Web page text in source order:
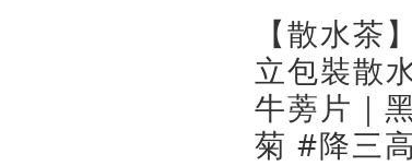
【散水茶
立包裝散
牛蒡片｜
菊 #降三